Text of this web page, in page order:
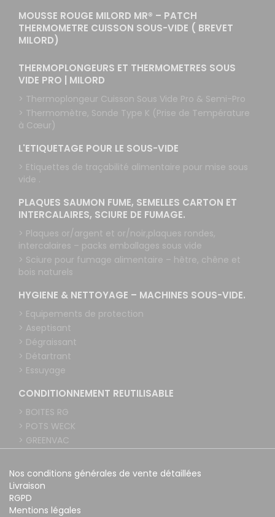
MOUSSE ROUGE MILORD MR® – PATCH
THERMOMETRE CUISSON SOUS-VIDE ( BREVET
MILORD)
THERMOPLONGEURS ET THERMOMETRES SOUS
VIDE PRO | MILORD
> Thermoplongeur Cuisson Sous Vide Pro & Semi-Pro
> Thermomètre, Sonde Type K (Prise de Température
à Cœur)
L'ETIQUETAGE POUR LE SOUS-VIDE
> Etiquettes de traçabilité alimentaire pour mise sous
vide .
PLAQUES SAUMON FUME, SEMELLES CARTON ET
INTERCALAIRES, SCIURE DE FUMAGE.
> Plaques or/argent et or/noir,plaques rondes,
intercalaires – packs emballages sous vide
> Sciure pour fumage alimentaire – hêtre, chêne et
bois naturels
HYGIENE & NETTOYAGE – MACHINES SOUS-VIDE.
> Equipements de protection
> Aseptisant
> Dégraissant
> Détartrant
> Essuyage
CONDITIONNEMENT REUTILISABLE
> BOITES RG
> POTS WECK
> GREENVAC
Nos conditions générales de vente détaillées
Livraison
RGPD
Mentions légales